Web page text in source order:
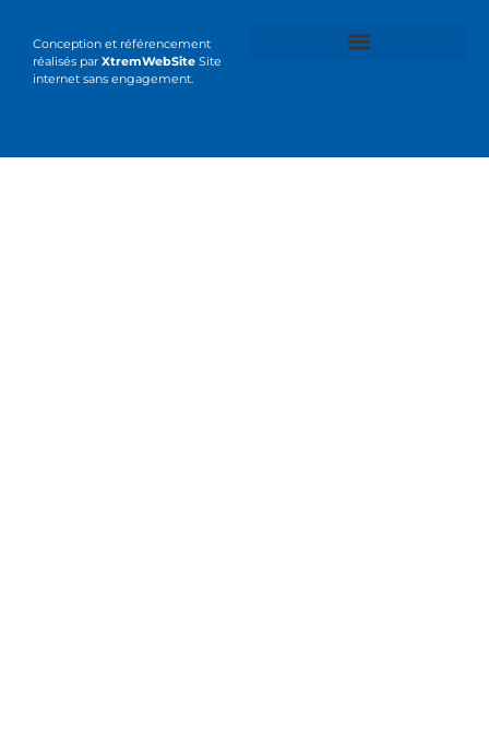
Conception et référencement
réalisés par XtremWebSite Site
internet sans engagement.